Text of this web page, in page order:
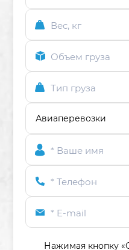
Вес, кг
Объем груза
Тип груза
* Ваше имя
* Телефон
* E-mail
Нажимая кнопку